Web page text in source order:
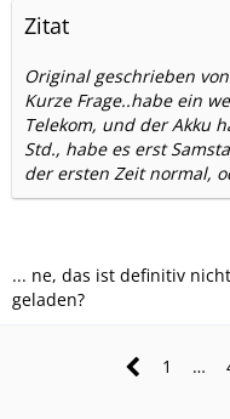
Zitat
Original geschrieben
Kurze Frage..habe ein
Telekom, und der Akku
Std., habe es erst
der ersten Zeit normal,
... ne, das ist definitiv
geladen?
1 …